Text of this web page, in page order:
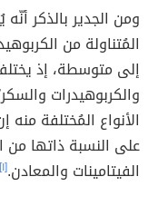
ومن الجدير بالذكر
المُتناولة من
إلى متوسطة، إذ
والكربوهيدرات
الأنواع المُختلفة
على النسبة ذاتها من
الفيتامينات والمعادن.[١]